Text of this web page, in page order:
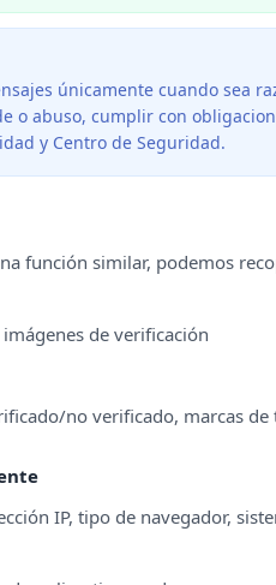
únicamente cuando sea
o abuso, cumplir con
y Centro de Seguridad.
función similar, podemos
de verificación
no verificado, marcas
IP, tipo de navegador,